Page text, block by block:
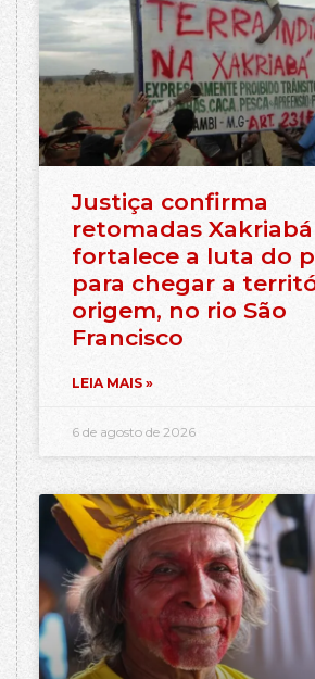
Justiça confirma
retomadas
fortalece a luta do
para chegar a
origem, no rio São
Francisco
LEIA MAIS »
6 de agosto de 2026